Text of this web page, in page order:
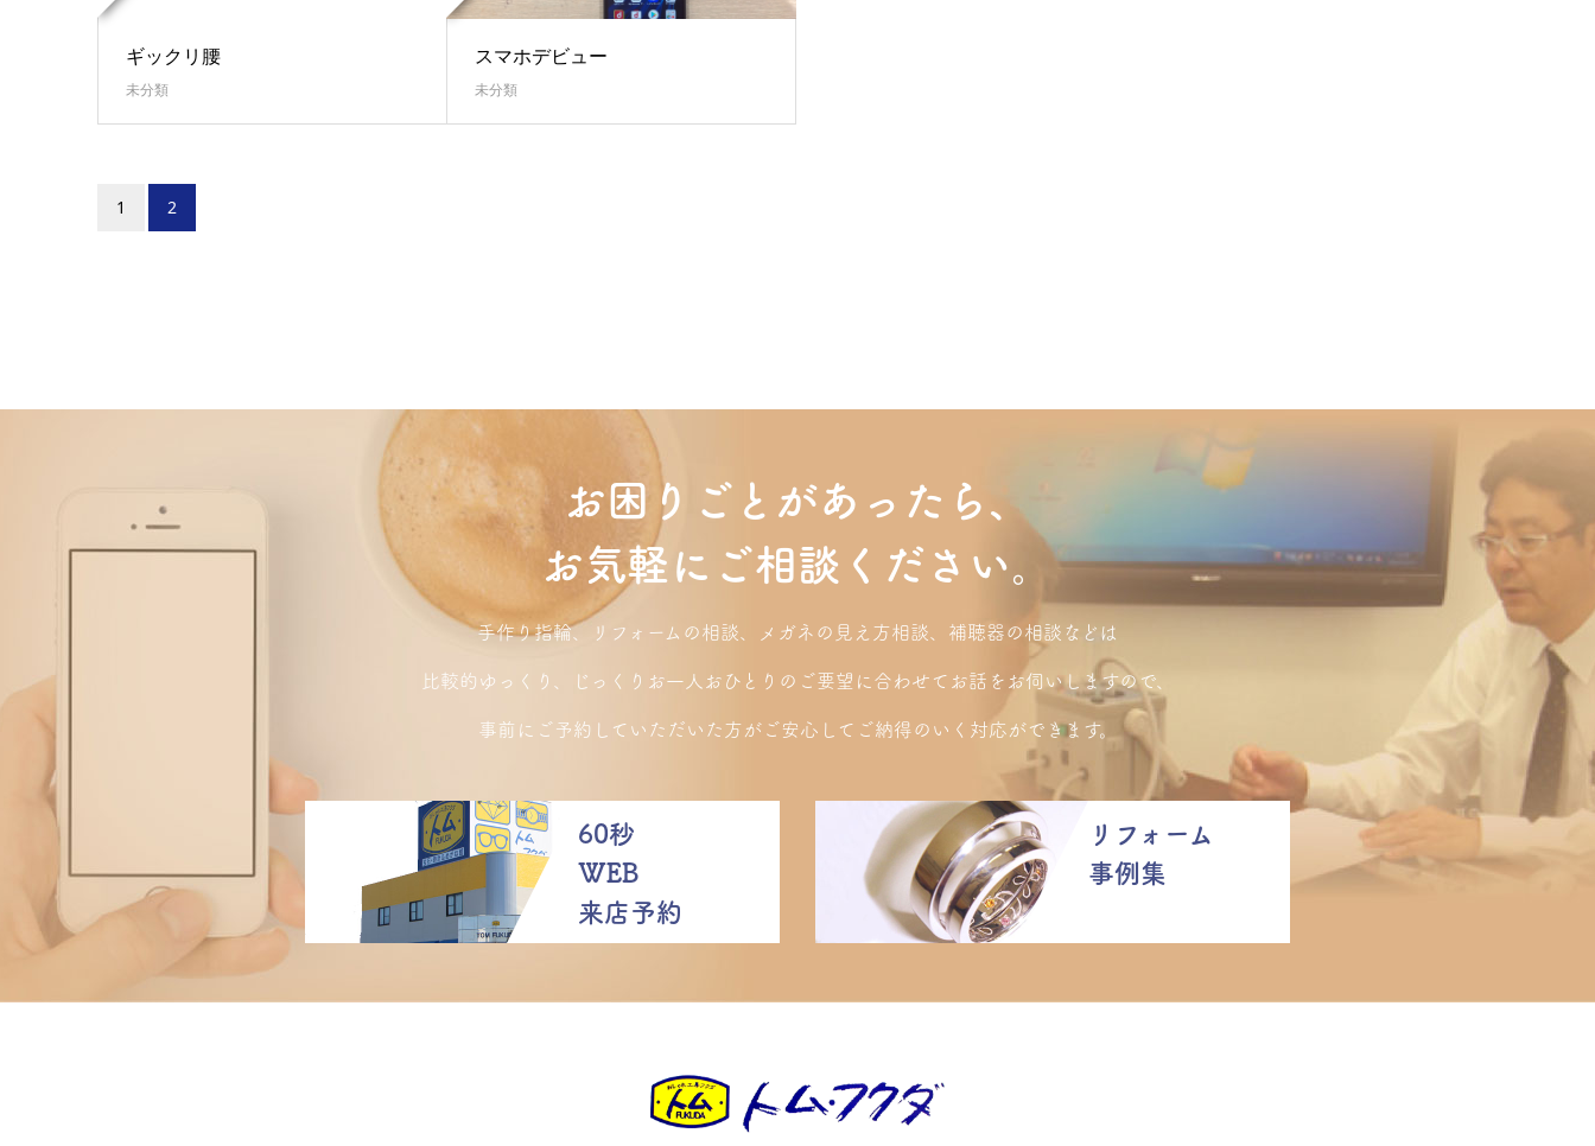
ギックリ腰
未分類
スマホデビュー
未分類
1 2
お困りごとがあったら、
お気軽にご相談ください。
手作り指輪、リフォームの相談、メガネの見え方相談、補聴器の相談などは
比較的ゆっくり、じっくりお一人おひとりのご要望に合わせてお話をお伺いしますので、
事前にご予約していただいた方がご安心してご納得のいく対応ができます。
60秒
WEB
来店予約
リフォーム
事例集